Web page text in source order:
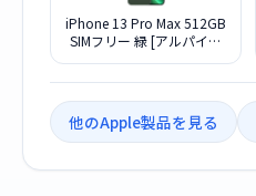
iPhone 13 Pro Max 512GB
SIMフリー 緑 [アルパイン
他のApple製品を見る